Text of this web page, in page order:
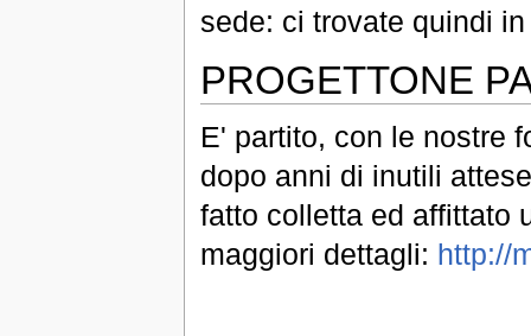
sede: ci trovate quindi
PROGETTONE
E' partito, con le nostre
dopo anni di inutili
fatto colletta ed affittato
maggiori dettagli: http://